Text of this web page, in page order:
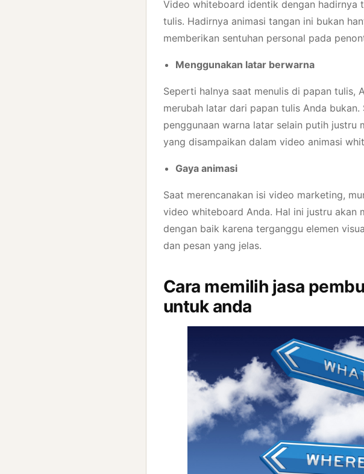
Video whiteboard identik dengan hadirnya
tulis. Hadirnya animasi tangan ini bukan
memberikan sentuhan personal pada
Menggunakan latar berwarna
Seperti halnya saat menulis di papan tulis,
merubah latar dari papan tulis Anda
penggunaan warna latar selain putih
yang disampaikan dalam video animasi
Gaya animasi
Saat merencanakan isi video marketing,
video whiteboard Anda. Hal ini justru akan
dengan baik karena terganggu elemen
dan pesan yang jelas.
Cara memilih jasa
untuk anda